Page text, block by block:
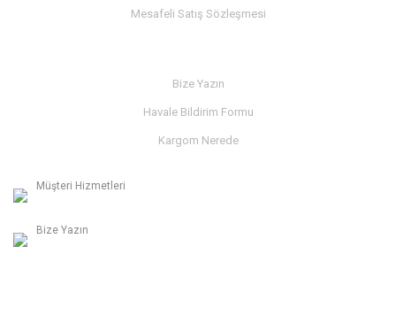
Mesafeli Satış Sözleşmesi
Bize Yazın
Havale Bildirim Formu
Kargom Nerede
Müşteri Hizmetleri
Bize Yazın